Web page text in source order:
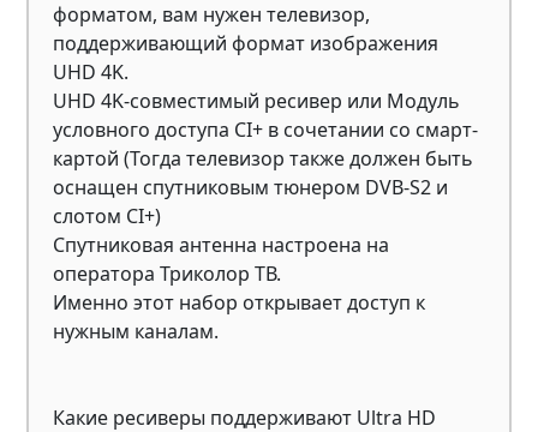
форматом, вам нужен телевизор,
поддерживающий формат изображения
UHD 4K.
UHD 4K-совместимый ресивер или Модуль
условного доступа CI+ в сочетании со смарт-
картой (Тогда телевизор также должен быть
оснащен спутниковым тюнером DVB-S2 и
слотом CI+)
Спутниковая антенна настроена на
оператора Триколор ТВ.
Именно этот набор открывает доступ к
нужным каналам.
Какие ресиверы поддерживают Ultra HD